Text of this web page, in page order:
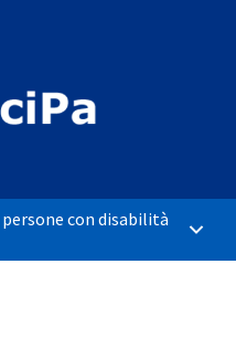
con disabilità
Main